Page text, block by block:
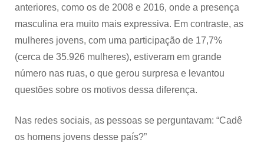
anteriores, como os de 2008 e 2016, onde a presença
masculina era muito mais expressiva. Em contraste, as
mulheres jovens, com uma participação de 17,7%
(cerca de 35.926 mulheres), estiveram em grande
número nas ruas, o que gerou surpresa e levantou
questões sobre os motivos dessa diferença.
Nas redes sociais, as pessoas se perguntavam: “Cadê
os homens jovens desse país?”